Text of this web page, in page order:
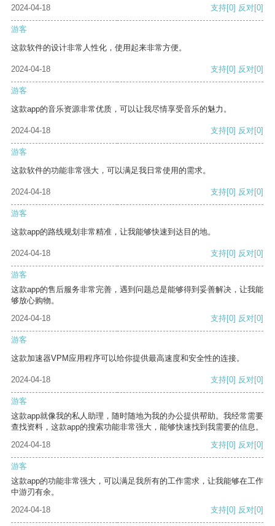
2024-04-18
支持[0] 反对[0]
游客
这款软件的设计非常人性化，使用起来非常方便。
2024-04-18 支持[0] 反对[0]
游客
这款app的音乐资源非常优质，可以让我尽情享受音乐的魅力。
2024-04-18 支持[0] 反对[0]
游客
这款软件的功能非常强大，可以满足我日常使用的需求。
2024-04-18 支持[0] 反对[0]
游客
这款app的路线规划非常精准，让我能够快速到达目的地。
2024-04-18 支持[0] 反对[0]
游客
这款app的售后服务非常完善，遇到问题总是能够得到妥善解决，让我能
够放心购物。
2024-04-18
支持[0] 反对[0]
游客
这款加速器VPM应用程序可以给你提供最高速度和安全性的连接。
2024-04-18 支持[0] 反对[0]
游客
这款app就像我的私人助理，随时随地为我的办公提供帮助。我经常需要
查找资料，这款app的搜索功能非常强大，能够快速找到我需要的信息。
2024-04-18
支持[0] 反对[0]
游客
这款app的功能非常强大，可以满足我所有的工作需求，让我能够在工作
中游刃有余。
2024-04-18
支持[0] 反对[0]